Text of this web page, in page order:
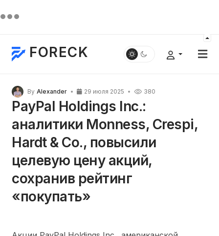
FORECK
By Alexander 29 июля 2025 380
PayPal Holdings Inc.:
аналитики Monness, Crespi,
Hardt & Co., повысили
целевую цену акций,
сохранив рейтинг
«покупать»